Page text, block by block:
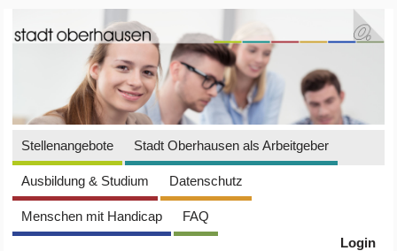
Stellenangebote Stadt Oberhausen als Arbeitgeber
Ausbildung & Studium Datenschutz
Menschen mit Handicap
FAQ
Login